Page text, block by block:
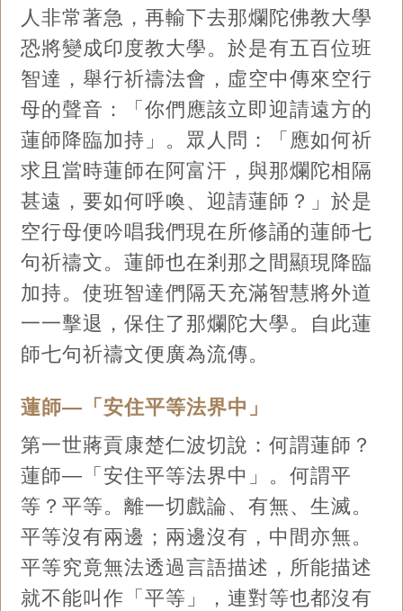
人非常著急，再輸下去那爛陀佛教大學
恐將變成印度教大學。於是有五百位班
智達，舉行祈禱法會，虛空中傳來空行
母的聲音：「你們應該立即迎請遠方的
蓮師降臨加持」。眾人問：「應如何祈
求且當時蓮師在阿富汗，與那爛陀相隔
甚遠，要如何呼喚、迎請蓮師？」於是
空行母便吟唱我們現在所修誦的蓮師七
句祈禱文。蓮師也在剎那之間顯現降臨
加持。使班智達們隔天充滿智慧將外道
一一擊退，保住了那爛陀大學。自此蓮
師七句祈禱文便廣為流傳。
蓮師—「安住平等法界中」
第一世蔣貢康楚仁波切說：何謂蓮師？
蓮師—「安住平等法界中」。何謂平
等？平等。離一切戲論、有無、生滅。
平等沒有兩邊；兩邊沒有，中間亦無。
平等究竟無法透過言語描述，所能描述
就不能叫作「平等」，連對等也都沒有